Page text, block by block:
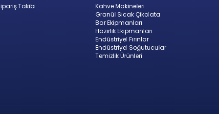
Takibi
Kahve Makineleri
Granül Sıcak Çikolata
Bar Ekipmanları
Hazırlık Ekipmanları
Endüstriyel Fırınlar
Endüstriyel Soğutucular
Temizlik Ürünleri